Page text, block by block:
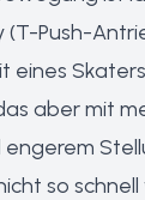
(T-Push-
eines
aber mit
engerem
so